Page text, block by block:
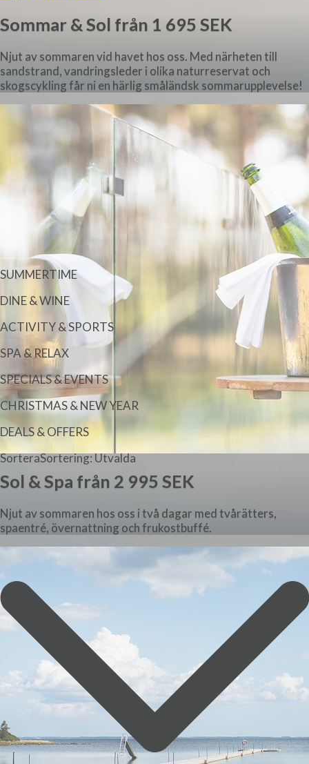
Sommar & Sol från 1 695 SEK
Njut av sommaren vid havet hos oss. Med närheten till
sandstrand, vandringsleder i olika naturreservat och
skogscykling får ni en härlig småländsk sommarupplevelse!
Sol & Spa från 2 995 SEK
Njut av sommaren hos oss i två dagar med tvårätters,
spaentré, övernattning och frukostbuffé.
SUMMERTIME
DINE & WINE
ACTIVITY & SPORTS
SPA & RELAX
SPECIALS & EVENTS
CHRISTMAS & NEW YEAR
DEALS & OFFERS
SorteraSortering: Utvalda